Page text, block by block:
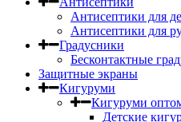
Антисептики для
Антисептики для
Градусники
Бесконтактные
Защитные экраны
Кигуруми
Кигуруми
Детские